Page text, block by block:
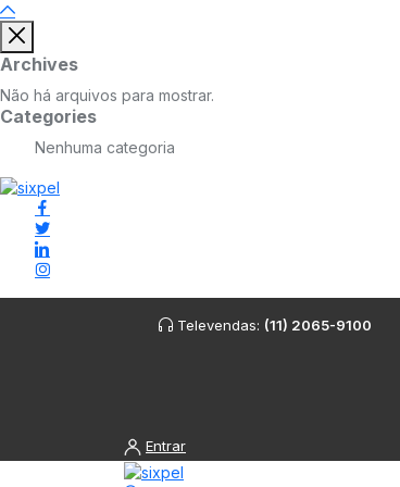
Archives
Não há arquivos para mostrar.
Categories
Nenhuma categoria
Televendas: (11) 2065-9100
Entrar